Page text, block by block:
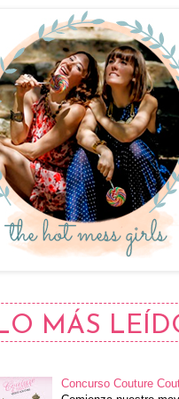
MÁS
Concurso Couture